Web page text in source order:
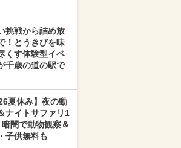
挑戦から詰め放
！とうきびを味
くす体験型イベ
千歳の道の駅で
夏休み】夜の動
ナイトサファリ1
闇で動物観察＆
子供無料も